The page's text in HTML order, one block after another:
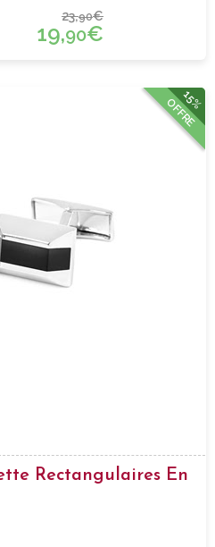
23,90€
19,90€
15%
OFFRE
Rectangulaires En